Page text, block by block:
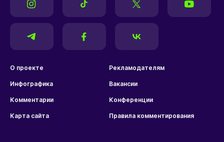
О проекте Рекламодателям
Инфографика Вакансии
Комментарии Конференции
Карта сайта Правила комментирования